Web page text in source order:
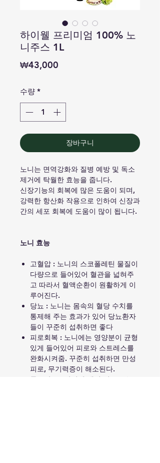
하이웰 프리미엄 100% 노
니주스 1L
₩43,000
수량 *
장바구니
노니는 면역강화와 질병 예방 및 독소
제거에 탁월한 효능을 줍니다.
신장기능의 회복에 많은 도움이 되며,
강력한 항산화 작용으로 인하여 신장과
간의 세포 회복에 도움이 많이 됩니다.
노니 효능
고혈압 : 노니의 스코폴레틴 물질이
다량으로 들어있어 혈관을 넓혀주
고 따라서 혈액순환이 원활하게 이
루어진다.
당뇨 : 노니는 몸속의 혈당 수치를
통제해 주는 효과가 있어 당뇨환자
들이 꾸준히 섭취하면 좋다
피로회복 : 노니에는 영양분이 균형
있게 들어있어 피로와 스트레스를
완화시켜줌. 꾸준히 섭취하면 만성
피로, 무기력증이 해소된다.
통증감소 : 관절에 생긴 염증 또는